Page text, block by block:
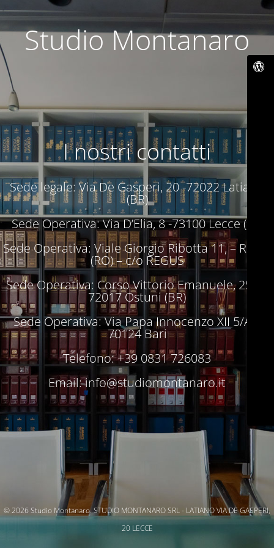
Studio Montanaro
I nostri contatti
Sede legale: Via De Gasperi, 20 -72022 Latiano
(BR)
Sede Operativa: Via D’Elia, 8 -73100 Lecce (LE)
Sede Operativa: Viale Giorgio Ribotta 11, – Roma
(RO) – c/o REGUS
Sede Operativa: Corso Vittorio Emanuele, 250 –
72017 Ostuni (BR)
Sede Operativa: Via Papa Innocenzo XII 5/A –
70124 Bari
Telefono: +39 0831 726083
Email:info@studiomontanaro.it
© 2026 Studio Montanaro. STUDIO MONTANARO SRL - LATIANO VIA DE GASPERI,
20 LECCE